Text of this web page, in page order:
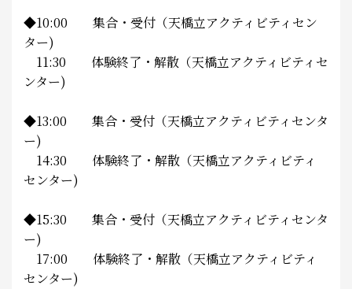
◆10:00 集合・受付（天橋立アクティビティセン
ター)
11:30 体験終了・解散（天橋立アクティビティセ
ンター)
◆13:00 集合・受付（天橋立アクティビティセンタ
ー)
14:30 体験終了・解散（天橋立アクティビティ
センター)
◆15:30 集合・受付（天橋立アクティビティセンタ
ー)
17:00 体験終了・解散（天橋立アクティビティ
センター)